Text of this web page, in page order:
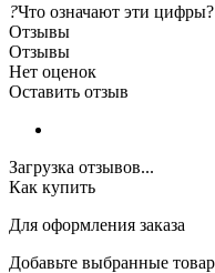
?Что означают эти цифры?
Отзывы
Отзывы
Нет оценок
Оставить отзыв
Загрузка отзывов...
Как купить
Для оформления заказа
Добавьте выбранные